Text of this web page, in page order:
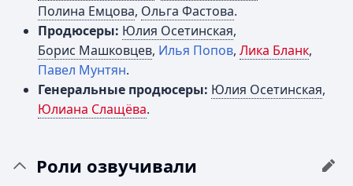
Полина Емцова, Ольга Фастова.
Продюсеры: Юлия Осетинская,
Борис Машковцев, Илья Попов, Лика Бланк,
Павел Мунтян.
Генеральные продюсеры: Юлия Осетинская,
Юлиана Слащёва.
Роли озвучивали